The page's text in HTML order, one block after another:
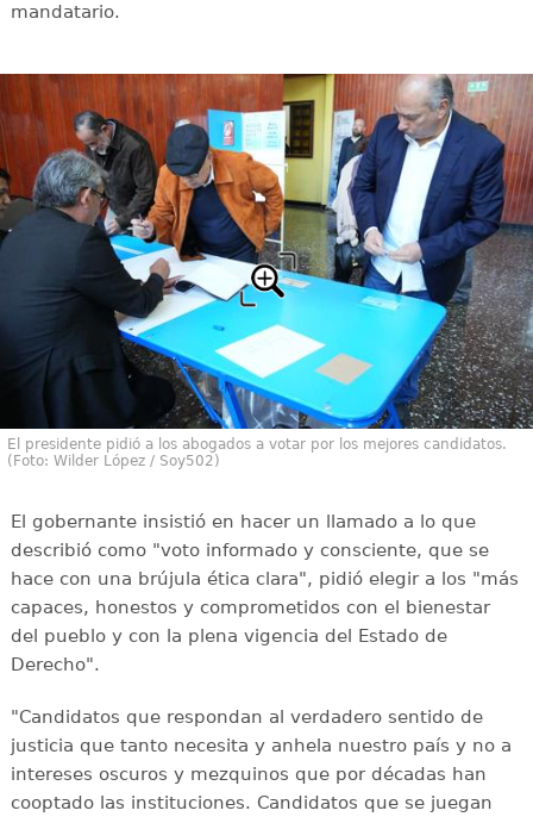
mandatario.
El presidente pidió a los abogados a votar por los mejores candidatos.
(Foto: Wilder López / Soy502)
El gobernante insistió en hacer un llamado a lo que
describió como "voto informado y consciente, que se
hace con una brújula ética clara", pidió elegir a los "más
capaces, honestos y comprometidos con el bienestar
del pueblo y con la plena vigencia del Estado de
Derecho".
"Candidatos que respondan al verdadero sentido de
justicia que tanto necesita y anhela nuestro país y no a
intereses oscuros y mezquinos que por décadas han
cooptado las instituciones. Candidatos que se juegan